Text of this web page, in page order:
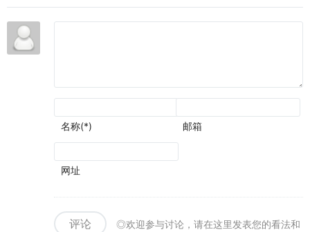
名称(*) 邮箱
网址
评论
◎欢迎参与讨论，请在这里发表您的看法和